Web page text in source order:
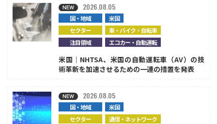
国・地域
米国
セクター
車・バイク・自転車
注目領域
エコカー・自動運転
2026.08.05
米国｜NHTSA、米国の自動運転車（AV）の技
術革新を加速させるための一連の措置を発表
国・地域
米国
セクター
通信・ネットワーク
2026.08.05